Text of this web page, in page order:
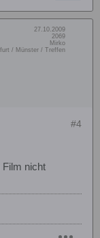
27.10.2009
2069
Mirko
/ Münster / Treffen
#4
Film nicht